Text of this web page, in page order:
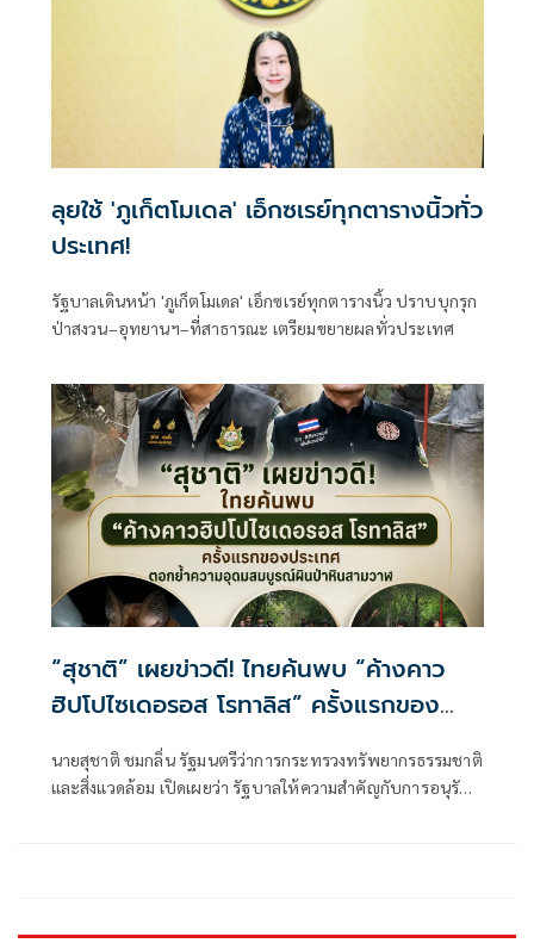
ลุยใช้ 'ภูเก็ตโมเดล' เอ็กซเรย์ทุกตารางนิ้วทั่ว
ประเทศ!
รัฐบาลเดินหน้า 'ภูเก็ตโมเดล' เอ็กซเรย์ทุกตารางนิ้ว ปราบบุกรุก
ป่าสงวน–อุทยานฯ–ที่สาธารณะ เตรียมขยายผลทั่วประเทศ
“สุชาติ” เผยข่าวดี! ไทยค้นพบ “ค้างคาว
ฮิปโปไซเดอรอส โรทาลิส” ครั้งแรกของ
ประเทศ ตอกย้ำความอุดมสมบูรณ์ผืนป่าหิน
สามวาฬ
นายสุชาติ ชมกลิ่น รัฐมนตรีว่าการกระทรวงทรัพยากรธรรมชาติ
และสิ่งแวดล้อม เปิดเผยว่า รัฐบาลให้ความสำคัญกับการอนุรักษ์